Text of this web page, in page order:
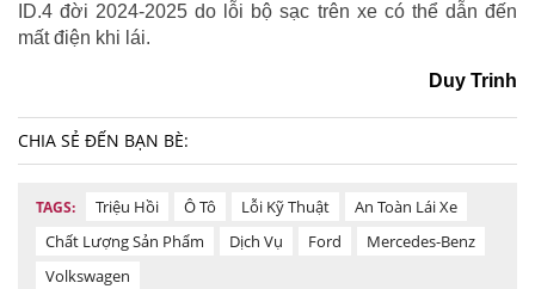
ID.4 đời 2024-2025 do lỗi bộ sạc trên xe có thể dẫn đến
mất điện khi lái.
Duy Trinh
CHIA SẺ ĐẾN BẠN BÈ:
TAGS: Triệu Hồi Ô Tô Lỗi Kỹ Thuật
An Toàn Lái Xe
Chất Lượng Sản Phẩm
Dịch Vụ Ford
Mercedes-Benz
Volkswagen